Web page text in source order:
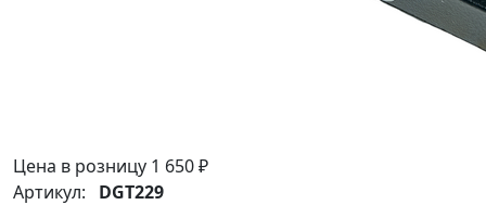
Цена в розницу 1 650 ₽
Артикул: DGT229